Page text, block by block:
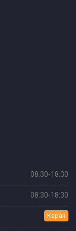
08:30-18:30
08:30-18:30
Kapalı